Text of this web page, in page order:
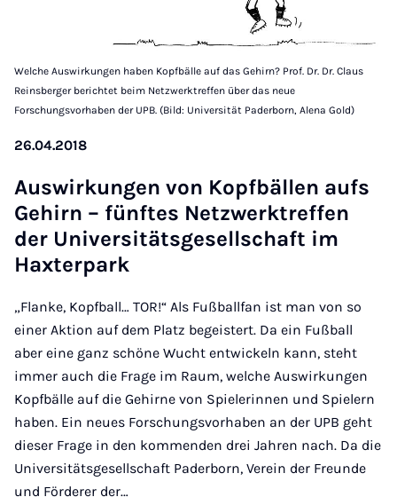
Welche Auswirkungen haben Kopfbälle auf das Gehirn? Prof. Dr. Dr. Claus
Reinsberger berichtet beim Netzwerktreffen über das neue
Forschungsvorhaben der UPB. (Bild: Universität Paderborn, Alena Gold)
26.04.2018
Aus­wirkun­gen von Kopf­bäl­len aufs
Ge­hirn – fün­ft­es Net­zwerktref­fen
der Uni­versitäts­gesell­schaft im
Hax­ter­park
„Flanke, Kopfball… TOR!“ Als Fußballfan ist man von so
einer Aktion auf dem Platz begeistert. Da ein Fußball
aber eine ganz schöne Wucht entwickeln kann, steht
immer auch die Frage im Raum, welche Auswirkungen
Kopfbälle auf die Gehirne von Spielerinnen und Spielern
haben. Ein neues Forschungsvorhaben an der UPB geht
dieser Frage in den kommenden drei Jahren nach. Da die
Universitätsgesellschaft Paderborn, Verein der Freunde
und Förderer der…